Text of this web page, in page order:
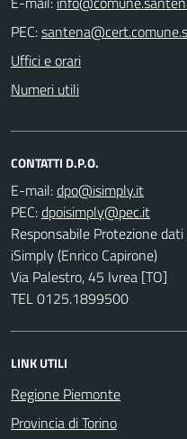
PEC:
Uffici e orari
Numeri utili
CONTATTI D.P.O.
E-mail:
PEC:
Responsabile Protezione dati
iSimply (Enrico Capirone)
Via Palestro, 45 Ivrea [TO]
TEL 0125.1899500
LINK UTILI
Regione Piemonte
Provincia di Torino